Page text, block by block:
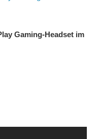
Gaming-Headset im